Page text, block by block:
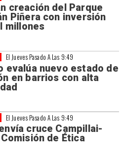
creación del Parque
Piñera con inversión
millones
El Jueves Pasado A Las 9:49
evalúa nuevo estado de
en barrios con alta
El Jueves Pasado A Las 9:49
cruce Campillai-
de Ética